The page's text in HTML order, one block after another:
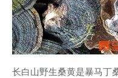
长白山野生桑黄是暴马丁